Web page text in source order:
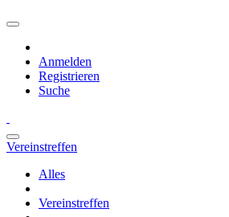
Anmelden
Registrieren
Suche
Vereinstreffen
Alles
Vereinstreffen